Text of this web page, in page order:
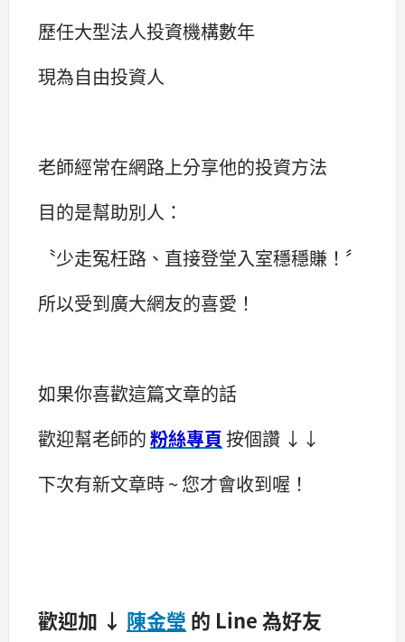
歷任大型法人投資機構數年
現為自由投資人
老師經常在網路上分享他的投資方法
目的是幫助別人：
〝少走冤枉路、直接登堂入室穩穩賺！〞
所以受到廣大網友的喜愛！
如果你喜歡這篇文章的話
歡迎幫老師的粉絲專頁按個讚 ↓↓
下次有新文章時 ~ 您才會收到喔！
歡迎加 ↓ 陳金瑩 的 Line 為好友